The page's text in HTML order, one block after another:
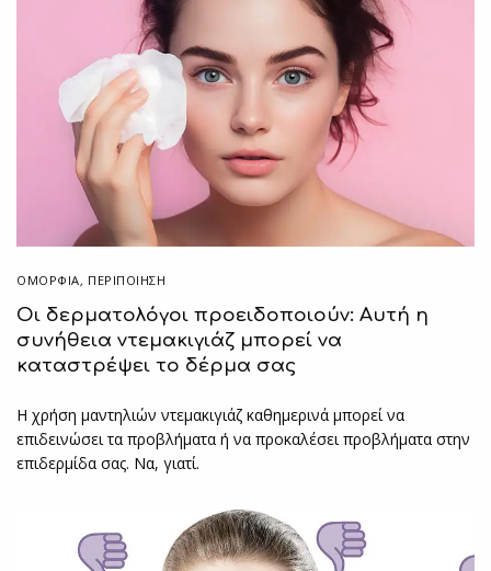
ΟΜΟΡΦΙΑ, ΠΕΡΙΠΟΊΗΣΗ
Οι δερματολόγοι προειδοποιούν: Αυτή η
συνήθεια ντεμακιγιάζ μπορεί να
καταστρέψει το δέρμα σας
Η χρήση μαντηλιών ντεμακιγιάζ καθημερινά μπορεί να
επιδεινώσει τα προβλήματα ή να προκαλέσει προβλήματα στην
επιδερμίδα σας. Να, γιατί.